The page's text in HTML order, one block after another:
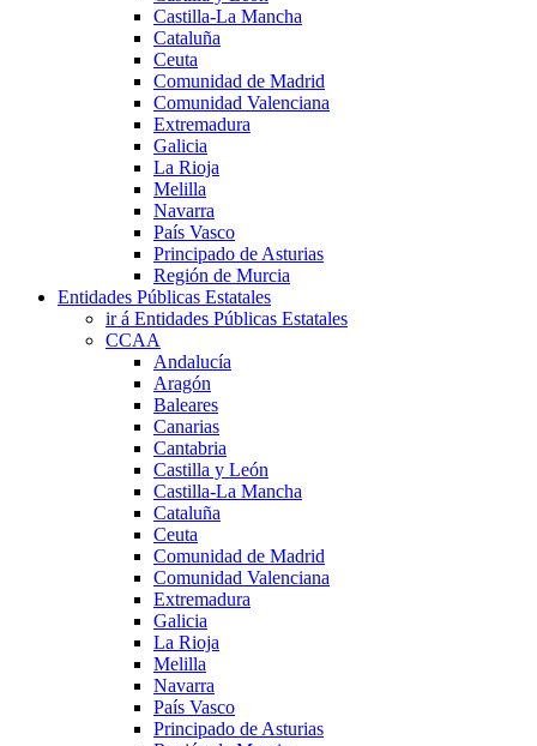
Castilla-La Mancha
Cataluña
Ceuta
Comunidad de Madrid
Comunidad Valenciana
Extremadura
Galicia
La Rioja
Melilla
Navarra
País Vasco
Principado de Asturias
Región de Murcia
Entidades Públicas Estatales
ir á Entidades Públicas Estatales
CCAA
Andalucía
Aragón
Baleares
Canarias
Cantabria
Castilla y León
Castilla-La Mancha
Cataluña
Ceuta
Comunidad de Madrid
Comunidad Valenciana
Extremadura
Galicia
La Rioja
Melilla
Navarra
País Vasco
Principado de Asturias